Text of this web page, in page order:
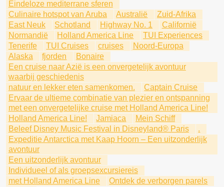
Eindeloze mediterrane sferen
Culinaire hotspot van Aruba
Australië
Zuid-Afrika
East Neuk
Schotland Highway No. 1
Californië
Normandië
Holland America Line
TUI Experiences
Tenerife
TUI Cruises cruises
Noord-Europa
Alaska
fjorden
Bonaire
Een cruise naar Azië is een onvergetelijk avontuur
waarbij geschiedenis
natuur en lekker eten samenkomen.
Captain Cruise
Ervaar de ultieme combinatie van plezier en ontspanning
met een onvergetelijke cruise met Holland America Line!
Holland America Line!
Jamiaca
Mein Schiff
Beleef Disney Music Festival in Disneyland® Paris
.
Expeditie Antarctica met Kaap Hoorn – Een uitzonderlijk
avontuur
Een uitzonderlijk avontuur
Individueel of als groepsexcursiereis
met Holland America Line
Ontdek de verborgen parels